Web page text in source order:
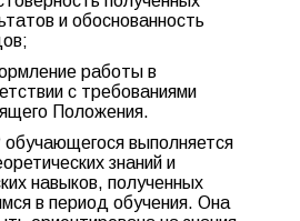
и обоснованность
работы в
с требованиями
Положения.
выполняется
знаний и
навыков, полученных
в период обучения. Она